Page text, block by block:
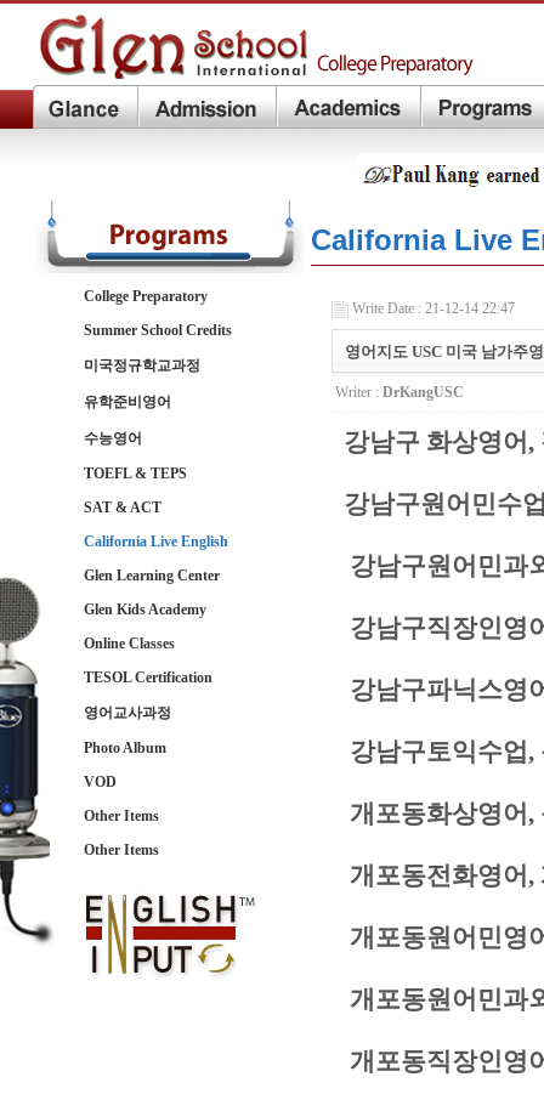
College Preparatory
Summer School Credits
미국정규학교과정
유학준비영어
수능영어
TOEFL & TEPS
SAT & ACT
California Live English
Glen Learning Center
Glen Kids Academy
Online Classes
TESOL Certification
영어교사과정
Photo Album
VOD
Other Items
Other Items
California Live
Write Date : 21-12-14 22:47
영어지도 USC 미국 남가주
Writer : DrKangUSC
강남구 화상영어
강남구원어민수
강남구원어민과
강남구직장인영
강남구파닉스영
강남구토익수업,
개포동화상영어,
개포동전화영어,
개포동원어민영
개포동원어민과
개포동직장인영